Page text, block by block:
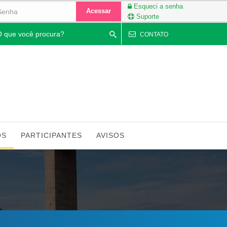
Acessar
Esqueci a senha
Suporte
CONTATO
PARTICIPANTES AVISOS